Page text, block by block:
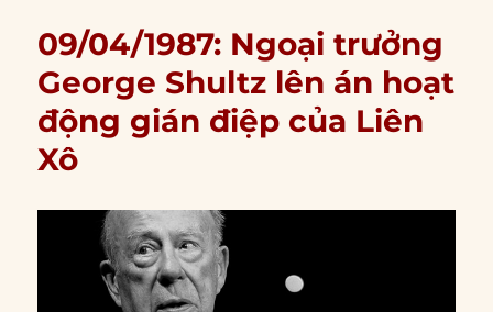
09/04/1987: Ngoại trưởng
George Shultz lên án hoạt
động gián điệp của Liên
Xô